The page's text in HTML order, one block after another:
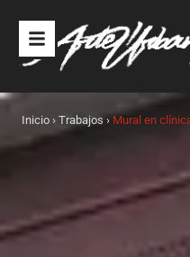
contenido
Inicio › Trabajos › Mural en